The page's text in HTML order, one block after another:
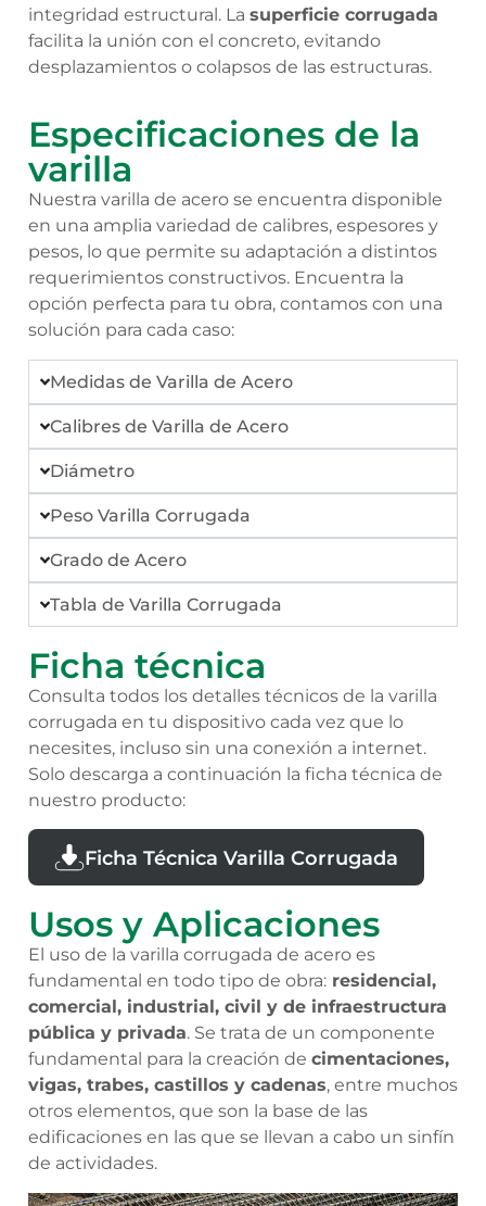
integridad estructural. La superficie corrugada
facilita la unión con el concreto, evitando
desplazamientos o colapsos de las estructuras.
Especificaciones de la
varilla
Nuestra varilla de acero se encuentra disponible
en una amplia variedad de calibres, espesores y
pesos, lo que permite su adaptación a distintos
requerimientos constructivos. Encuentra la
opción perfecta para tu obra, contamos con una
solución para cada caso:
Medidas de Varilla de Acero
Calibres de Varilla de Acero
Diámetro
Peso Varilla Corrugada
Grado de Acero
Tabla de Varilla Corrugada
Ficha técnica
Consulta todos los detalles técnicos de la varilla
corrugada en tu dispositivo cada vez que lo
necesites, incluso sin una conexión a internet.
Solo descarga a continuación la ficha técnica de
nuestro producto:
Ficha Técnica Varilla Corrugada
Usos y Aplicaciones
El uso de la varilla corrugada de acero es
fundamental en todo tipo de obra: residencial,
comercial, industrial, civil y de infraestructura
pública y privada. Se trata de un componente
fundamental para la creación de cimentaciones,
vigas, trabes, castillos y cadenas, entre muchos
otros elementos, que son la base de las
edificaciones en las que se llevan a cabo un sinfín
de actividades.